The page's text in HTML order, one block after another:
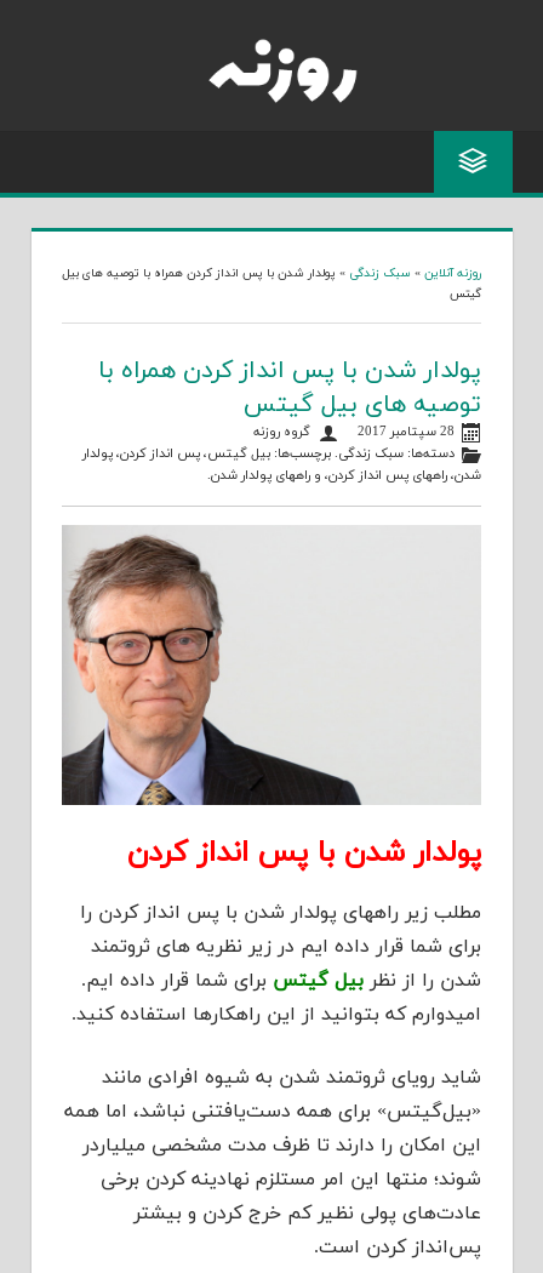
روزنه آنلاین » سبک زندگی » پولدار شدن با پس انداز کردن همراه با توصیه های بیل
گیتس
پولدار شدن با پس انداز کردن همراه با
توصیه های بیل گیتس
28 سپتامبر 2017
گروه روزنه
دسته‌ها:سبک زندگی. برچسب‌ها:بیل گیتس،پس انداز کردن،پولدار
شدن، راههای پس انداز کردن، و راههای پولدار شدن.
پولدار شدن با پس انداز کردن
مطلب زیر راههای پولدار شدن با پس انداز کردن را
برای شما قرار داده ایم در زیر نظریه های ثروتمند
شدن را از نظر بیل گیتس برای شما قرار داده ایم.
امیدوارم که بتوانید از این راهکارها استفاده کنید.
شاید رویای ثروتمند شدن به شیوه افرادی مانند
«بیل‌گیتس» برای همه دست‌یافتنی نباشد، اما همه
این امکان را دارند تا ظرف مدت مشخصی میلیاردر
شوند؛ منتها این امر مستلزم نهادینه کردن برخی
عادت‌های پولی نظیر کم خرج کردن و بیشتر
پس‌انداز کردن است.